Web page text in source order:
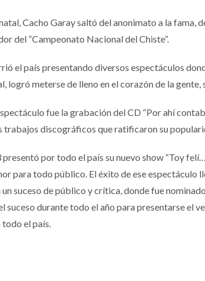
Cacho Garay saltó del anonimato a la fama,
del “Campeonato Nacional del Chiste”.
el país presentando diversos espectáculos
logró meterse de lleno en el corazón de la
fue la grabación del CD “Por ahí
trabajos discográficos que ratificaron su
por todo el país su nuevo show “Toy
para todo público. El éxito de ese
suceso de público y crítica, donde fue
suceso durante todo el año para presentarse el
el país.